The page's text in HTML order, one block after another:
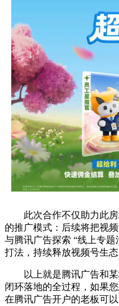
此次合作不仅助力此
的推广模式：后续将把视
与腾讯广告探索 “线上专
打法，持续释放视频号生态
以上就是腾讯广告和
闭环落地的全过程，如果
在腾讯广告开户的老板可